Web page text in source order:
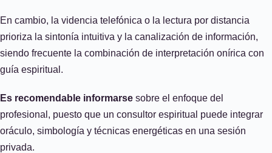
En cambio, la videncia telefónica o la lectura por distancia
prioriza la sintonía intuitiva y la canalización de información,
siendo frecuente la combinación de interpretación onírica con
guía espiritual.
Es recomendable informarse sobre el enfoque del
profesional, puesto que un consultor espiritual puede integrar
oráculo, simbología y técnicas energéticas en una sesión
privada.